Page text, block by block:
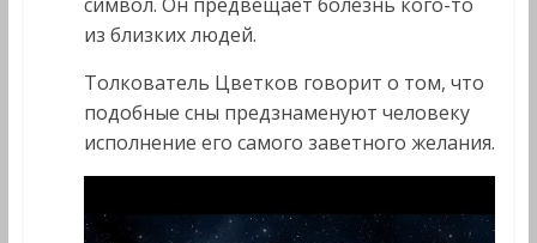
из близких людей.
Толкователь Цветков говорит о том, что
подобные сны предзнаменуют человеку
исполнение его самого заветного желания.